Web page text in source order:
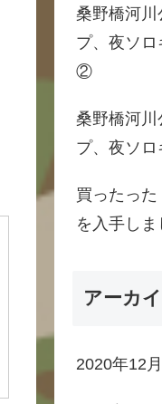
桑野橋河川
プ、夜ソロ
②
桑野橋河川
プ、夜ソロ
買ったっ
を入手しま
アーカ
2020年12月